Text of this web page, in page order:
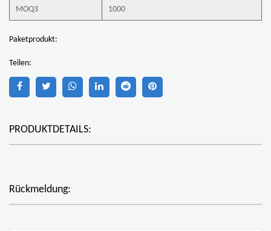
MOQ3 1000
Paketprodukt:
Teilen:
PRODUKTDETAILS:
Rückmeldung: